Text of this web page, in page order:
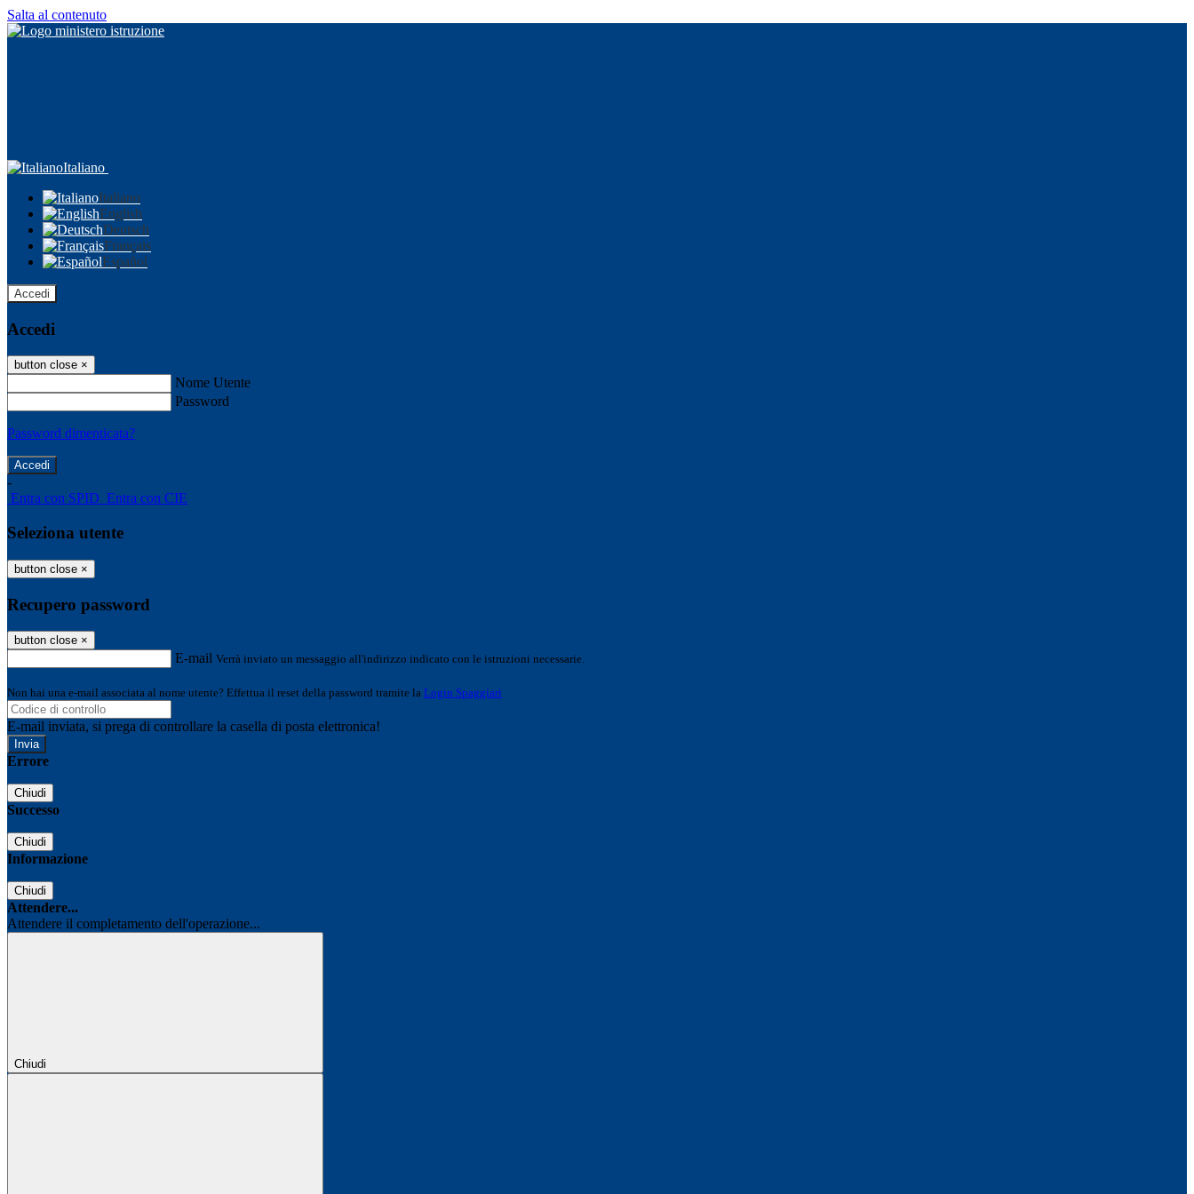
Salta al contenuto
Italiano
Italiano
English
Deutsch
Français
Español
Accedi
Accedi
button close ×
Nome Utente
Password
Password dimenticata?
-
Entra con SPID Entra con CIE
Seleziona utente
button close ×
Recupero password
button close ×
E-mail Verrà inviato un messaggio all'indirizzo indicato con le istruzioni necessarie.
Non hai una e-mail associata al nome utente? Effettua il reset della password tramite la Login Spaggiari
E-mail inviata, si prega di controllare la casella di posta elettronica!
Errore
Chiudi
Successo
Chiudi
Informazione
Chiudi
Attendere...
Attendere il completamento dell'operazione...
Chiudi